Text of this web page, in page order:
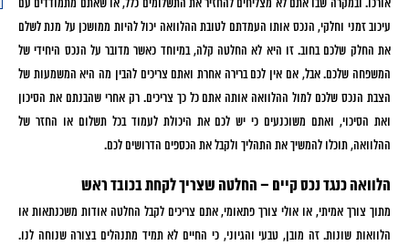
אורכו. ובמקרה שבו אתם לא מצליחים להחזיר את התשלומים כלל, או שאתם מתמודדים עם
עיכוב זמני וחלקי, הנכס אותו העמדתם לטובת ההלוואה יכול להיות ממושכן על מנת לשלם
את החלק שלכם בחוב. זו היא לא החלטה קלה, במיוחד כאשר מדובר על הנכס היחידי של
המשפחה שלכם. אבל, אם אין לכם ברירה אחרת ואתם צריכים להבין מה היא המשמעות של
הצבת הנכס שלכם למול ההלוואה אותה אתם כל כך צריכים. רק אחרי שהבנתם את הסיכון
ואת הסיכוי, ואתם משוכנעים כי יש לכם את היכולת לעמוד בכל תשלום או החזר של
ההלוואה, תוכלו להמשיך את התהליך ולקבל את הכספים הדרושים לכם.
הלוואה כנגד נכס קיים – החלטה שצריך לקחת בכובד ראש
מתוך צורך אמיתי, או אולי צורך פתאומי, אתם צריכים לקבל החלטה אודות משכנתאות או
הלוואות שונות. זה מובן, טבעי והגיוני, כי החיים לא תמיד מתנהלים בצורה שנוחה לנו.